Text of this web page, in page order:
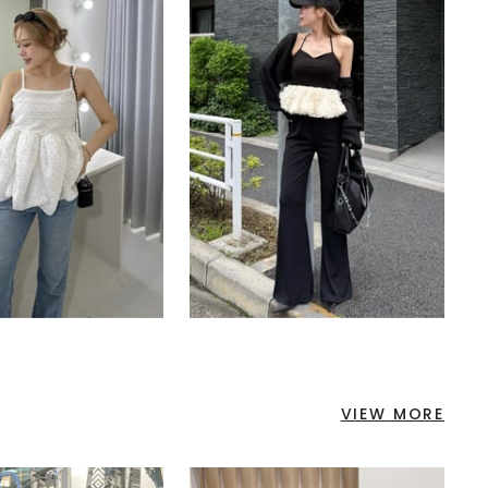
VIEW MORE